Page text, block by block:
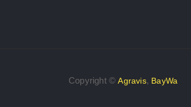
Copyright ©Agravis, BayWa